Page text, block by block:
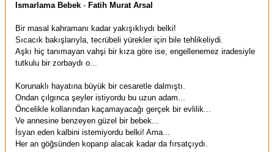
Ismarlama Bebek - Fatih Murat Arsal
Bir masal kahramanı kadar yakışıklıydı belki!
Sıcacık bakışlarıyla, tecrübeli yürekler için bile tehlikeliydi.
Aşkı hiç tanımayan vahşi bir kıza göre ise, engellenemez iradesiyle
tutkulu bir zorbaydı o...
Korunaklı hayatına büyük bir cesaretle dalmıştı.
Ondan çılgınca şeyler istiyordu bu uzun adam...
Öncelikle kollarından kaçamayacağı gerçek bir evlilik...
Ve annesine benzeyen güzel bir bebek...
İsyan eden kalbini istemiyordu belki! Ama...
Her an göğsünden koparıp alacak kadar da fırsatçıydı.